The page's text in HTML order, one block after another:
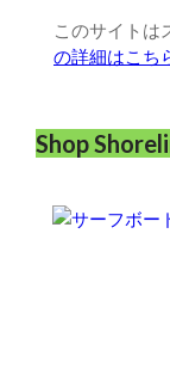
このサイトは
の詳細はこち
Shop